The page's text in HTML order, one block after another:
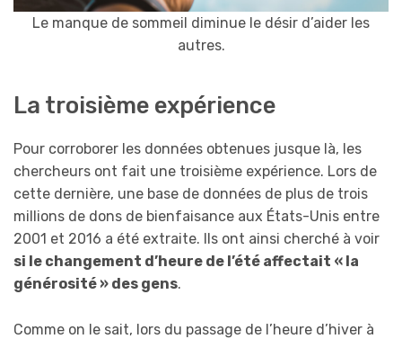
Le manque de sommeil diminue le désir d’aider les
autres.
La troisième expérience
Pour corroborer les données obtenues jusque là, les
chercheurs ont fait une troisième expérience. Lors de
cette dernière, une base de données de plus de trois
millions de dons de bienfaisance aux États-Unis entre
2001 et 2016 a été extraite. Ils ont ainsi cherché à voir
si le changement d’heure de l’été affectait « la
générosité » des gens.
Comme on le sait, lors du passage de l’heure d’hiver à